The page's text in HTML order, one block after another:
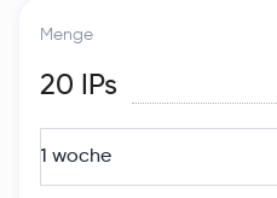
Menge
20 IPs
1 woche